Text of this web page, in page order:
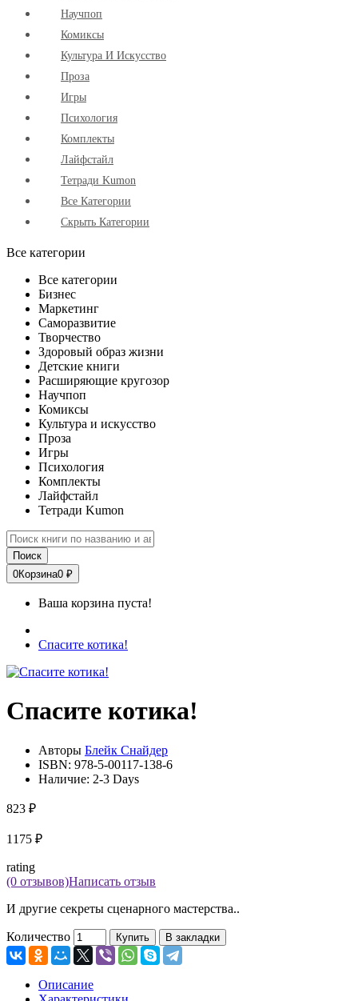
Научпоп
Комиксы
Культура И Искусство
Проза
Игры
Психология
Комплекты
Лайфстайл
Тетради Kumon
Все Категории
Скрыть Категории
Все категории
Все категории
Бизнес
Маркетинг
Саморазвитие
Творчество
Здоровый образ жизни
Детские книги
Расширяющие кругозор
Научпоп
Комиксы
Культура и искусство
Проза
Игры
Психология
Комплекты
Лайфстайл
Тетради Kumon
Поиск
0Корзина0 ₽
Ваша корзина пуста!
Спасите котика!
Спасите котика!
Авторы Блейк Снайдер
ISBN: 978-5-00117-138-6
Наличие: 2-3 Days
823 ₽
1175 ₽
rating
(0 отзывов)Написать отзыв
И другие секреты сценарного мастерства..
Количество Купить В закладки
Описание